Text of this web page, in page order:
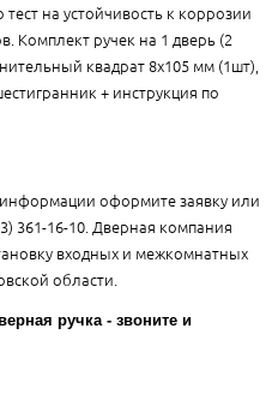
на устойчивость к коррозии
Комплект ручек на 1 дверь (2
квадрат 8x105 мм (1шт),
+ инструкция по
оформите заявку или
361-16-10. Дверная компания
входных и межкомнатных
области.
ручка - звоните и